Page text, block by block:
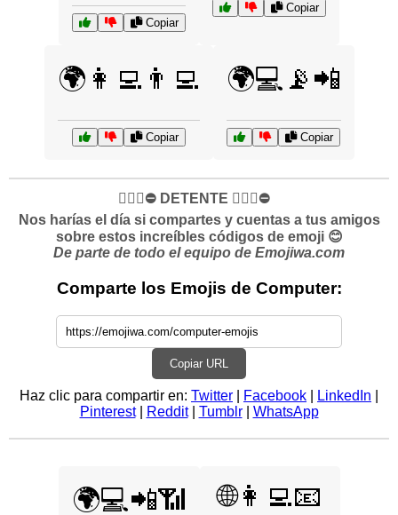
Copiar
Copiar
🌍👩‍💻👨‍💻
Copiar
🌍💻📡📲
Copiar
✋🏻🛑⛔️ DETENTE ✋🏻🛑⛔️
Nos harías el día si compartes y cuentas a tus amigos
sobre estos increíbles códigos de emoji 😊
De parte de todo el equipo de Emojiwa.com
Comparte los Emojis de Computer:
Copiar URL
Haz clic para compartir en: Twitter Facebook LinkedIn
Pinterest| Reddit| Tumblr| WhatsApp
🌍💻📲📶 🌐👩‍💻📧